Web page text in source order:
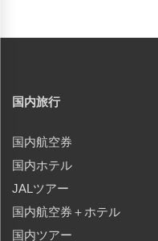
国内旅行
国内航空券
国内ホテル
JALツアー
国内航空券＋ホテル
国内ツアー